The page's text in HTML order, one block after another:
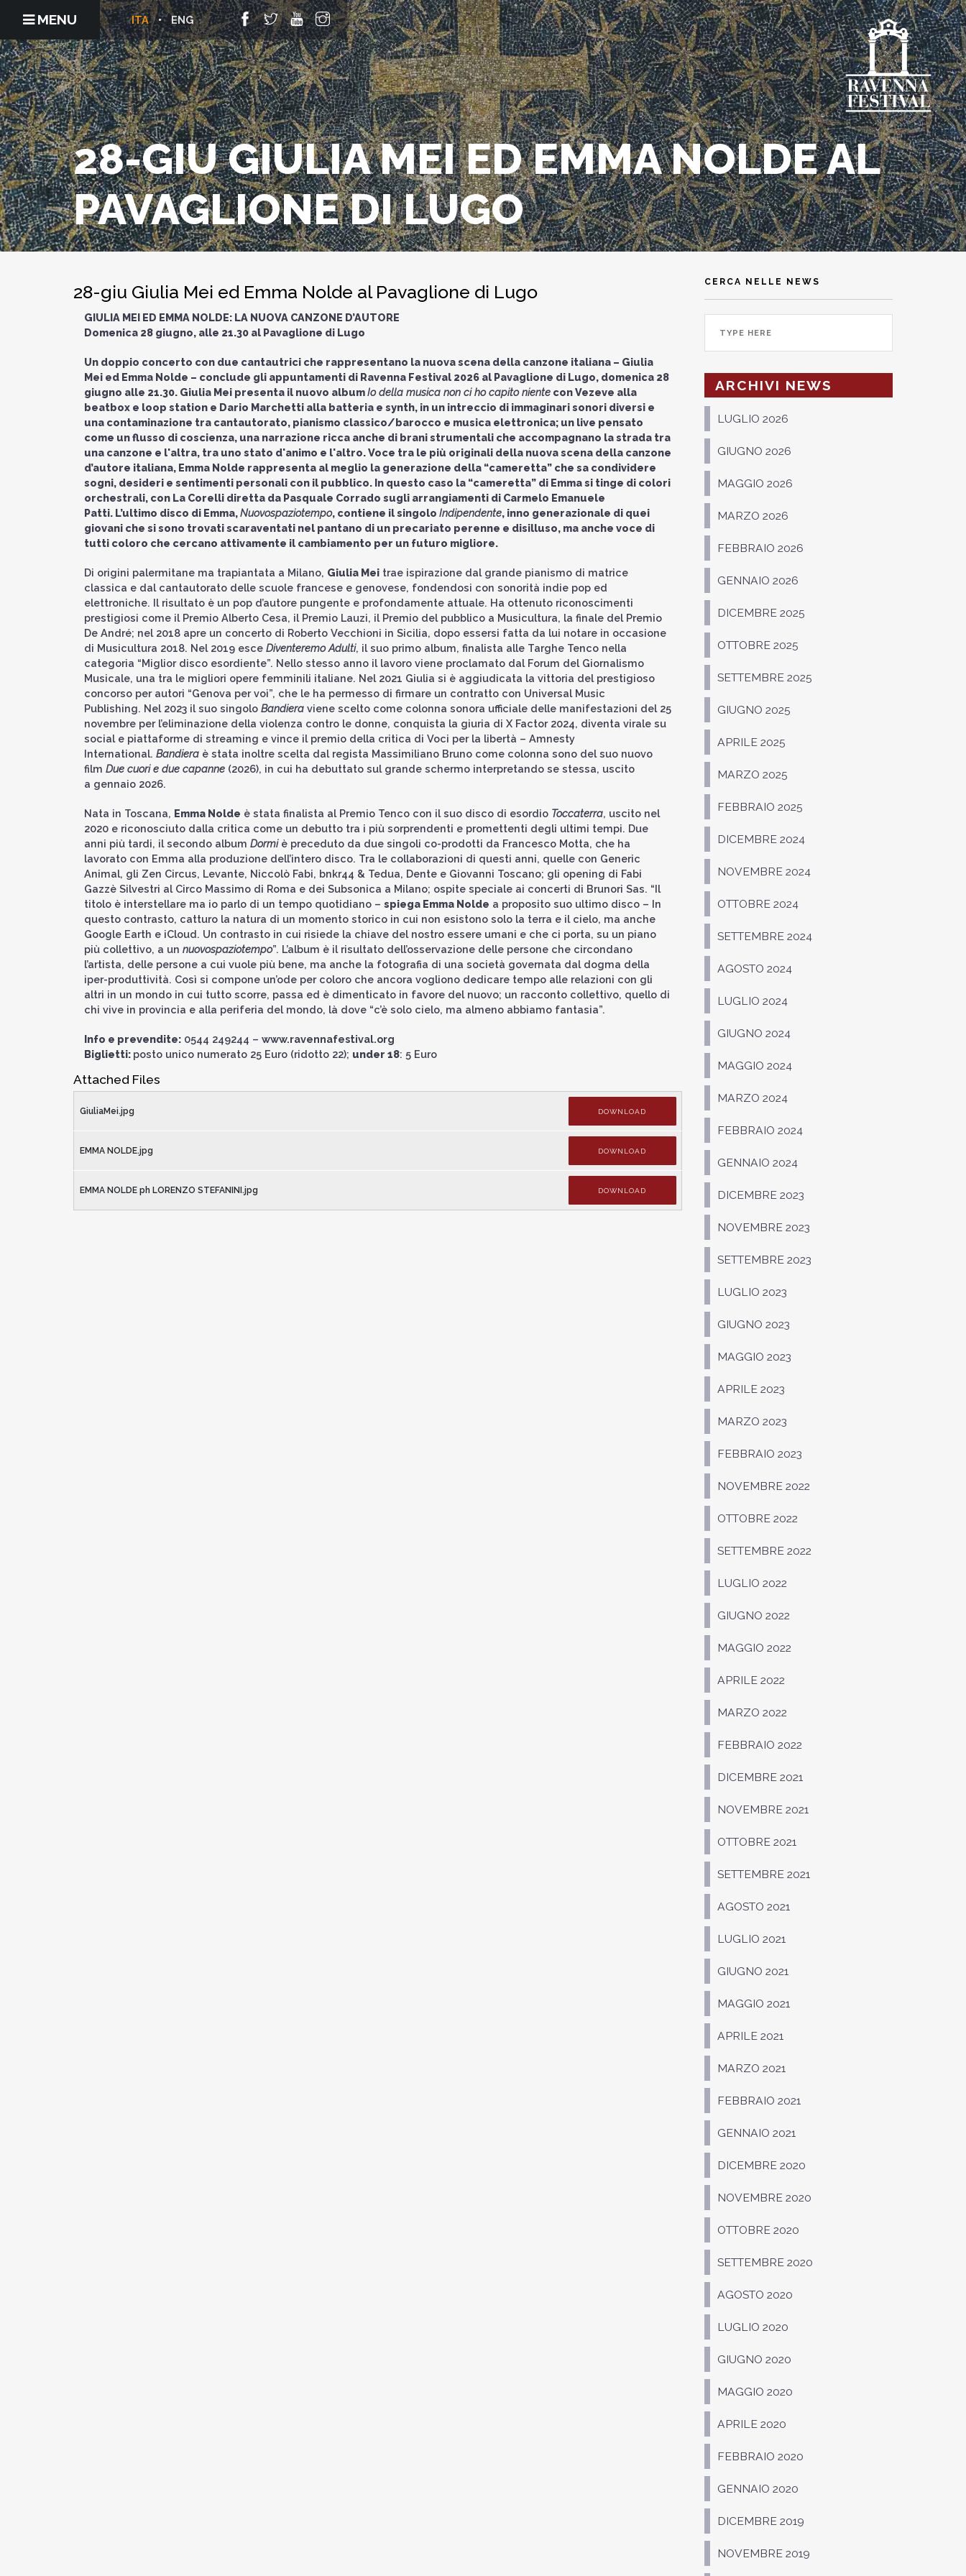
MENU ENG
ITA
28-GIU GIULIA MEI ED EMMA NOLDE AL
PAVAGLIONE DI LUGO
28-giu Giulia Mei ed Emma Nolde al Pavaglione di Lugo
GIULIA MEI ED EMMA NOLDE: LA NUOVA CANZONE D’AUTORE
Domenica 28 giugno, alle 21.30 al Pavaglione di Lugo
Un doppio concerto con due cantautrici che rappresentano la nuova scena della canzone italiana – Giulia
Mei ed Emma Nolde – conclude gli appuntamenti di Ravenna Festival 2026 al Pavaglione di Lugo, domenica 28
giugno alle 21.30. Giulia Mei presenta il nuovo albumIo della musica non ci ho capito niente con Vezeve alla
beatbox e loop station e Dario Marchetti alla batteria e synth, in un intreccio di immaginari sonori diversi e
una contaminazione tra cantautorato, pianismo classico/barocco e musica elettronica; un live pensato
come un flusso di coscienza, una narrazione ricca anche di brani strumentali che accompagnano la strada tra
una canzone e l'altra, tra uno stato d'animo e l'altro. Voce tra le più originali della nuova scena della canzone
d’autore italiana, Emma Nolde rappresenta al meglio la generazione della “cameretta” che sa condividere
sogni, desideri e sentimenti personali con il pubblico. In questo caso la “cameretta” di Emma si tinge di colori
orchestrali, con La Corelli diretta da Pasquale Corrado sugli arrangiamenti di Carmelo Emanuele
Patti. L’ultimo disco di Emma,Nuovospaziotempo, contiene il singolo Indipendente, inno generazionale di quei
giovani che si sono trovati scaraventati nel pantano di un precariato perenne e disilluso, ma anche voce di
tutti coloro che cercano attivamente il cambiamento per un futuro migliore.
Di origini palermitane ma trapiantata a Milano, Giulia Mei trae ispirazione dal grande pianismo di matrice
classica e dal cantautorato delle scuole francese e genovese, fondendosi con sonorità indie pop ed
elettroniche. Il risultato è un pop d’autore pungente e profondamente attuale. Ha ottenuto riconoscimenti
prestigiosi come il Premio Alberto Cesa, il Premio Lauzi, il Premio del pubblico a Musicultura, la finale del Premio
De André; nel 2018 apre un concerto di Roberto Vecchioni in Sicilia, dopo essersi fatta da lui notare in occasione
di Musicultura 2018. Nel 2019 esce Diventeremo Adulti, il suo primo album, finalista alle Targhe Tenco nella
categoria “Miglior disco esordiente”. Nello stesso anno il lavoro viene proclamato dal Forum del Giornalismo
Musicale, una tra le migliori opere femminili italiane. Nel 2021 Giulia si è aggiudicata la vittoria del prestigioso
concorso per autori “Genova per voi”, che le ha permesso di firmare un contratto con Universal Music
Publishing. Nel 2023 il suo singolo Bandiera viene scelto come colonna sonora ufficiale delle manifestazioni del 25
novembre per l’eliminazione della violenza contro le donne, conquista la giuria di X Factor 2024, diventa virale su
social e piattaforme di streaming e vince il premio della critica di Voci per la libertà – Amnesty
International. Bandiera è stata inoltre scelta dal regista Massimiliano Bruno come colonna sono del suo nuovo
film Due cuori e due capanne (2026), in cui ha debuttato sul grande schermo interpretando se stessa, uscito
a gennaio 2026.
Nata in Toscana, Emma Nolde è stata finalista al Premio Tenco con il suo disco di esordio Toccaterra, uscito nel
2020 e riconosciuto dalla critica come un debutto tra i più sorprendenti e promettenti degli ultimi tempi. Due
anni più tardi, il secondo album Dormiè preceduto da due singoli co-prodotti da Francesco Motta, che ha
lavorato con Emma alla produzione dell’intero disco. Tra le collaborazioni di questi anni, quelle con Generic
Animal, gli Zen Circus, Levante, Niccolò Fabi, bnkr44 & Tedua, Dente e Giovanni Toscano; gli opening di Fabi
Gazzè Silvestri al Circo Massimo di Roma e dei Subsonica a Milano; ospite speciale ai concerti di Brunori Sas. “Il
titolo è interstellare ma io parlo di un tempo quotidiano – spiega Emma Nolde a proposito suo ultimo disco – In
questo contrasto, catturo la natura di un momento storico in cui non esistono solo la terra e il cielo, ma anche
Google Earth e iCloud. Un contrasto in cui risiede la chiave del nostro essere umani e che ci porta, su un piano
più collettivo, a un nuovospaziotempo”. L’album è il risultato dell’osservazione delle persone che circondano
l’artista, delle persone a cui vuole più bene, ma anche la fotografia di una società governata dal dogma della
iper-produttività. Così si compone un’ode per coloro che ancora vogliono dedicare tempo alle relazioni con gli
altri in un mondo in cui tutto scorre, passa ed è dimenticato in favore del nuovo; un racconto collettivo, quello di
chi vive in provincia e alla periferia del mondo, là dove “c’è solo cielo, ma almeno abbiamo fantasia”.
Info e prevendite: 0544 249244 – www.ravennafestival.org
Biglietti: posto unico numerato 25 Euro (ridotto 22); under 18: 5 Euro
Attached Files
GiuliaMei.jpg DOWNLOAD
EMMA NOLDE.jpg DOWNLOAD
EMMA NOLDE ph LORENZO STEFANINI.jpg DOWNLOAD
CERCA NELLE NEWS
ARCHIVI NEWS
LUGLIO 2026
GIUGNO 2026
MAGGIO 2026
MARZO 2026
FEBBRAIO 2026
GENNAIO 2026
DICEMBRE 2025
OTTOBRE 2025
SETTEMBRE 2025
GIUGNO 2025
APRILE 2025
MARZO 2025
FEBBRAIO 2025
DICEMBRE 2024
NOVEMBRE 2024
OTTOBRE 2024
SETTEMBRE 2024
AGOSTO 2024
LUGLIO 2024
GIUGNO 2024
MAGGIO 2024
MARZO 2024
FEBBRAIO 2024
GENNAIO 2024
DICEMBRE 2023
NOVEMBRE 2023
SETTEMBRE 2023
LUGLIO 2023
GIUGNO 2023
MAGGIO 2023
APRILE 2023
MARZO 2023
FEBBRAIO 2023
NOVEMBRE 2022
OTTOBRE 2022
SETTEMBRE 2022
LUGLIO 2022
GIUGNO 2022
MAGGIO 2022
APRILE 2022
MARZO 2022
FEBBRAIO 2022
DICEMBRE 2021
NOVEMBRE 2021
OTTOBRE 2021
SETTEMBRE 2021
AGOSTO 2021
LUGLIO 2021
GIUGNO 2021
MAGGIO 2021
APRILE 2021
MARZO 2021
FEBBRAIO 2021
GENNAIO 2021
DICEMBRE 2020
NOVEMBRE 2020
OTTOBRE 2020
SETTEMBRE 2020
AGOSTO 2020
LUGLIO 2020
GIUGNO 2020
MAGGIO 2020
APRILE 2020
FEBBRAIO 2020
GENNAIO 2020
DICEMBRE 2019
NOVEMBRE 2019